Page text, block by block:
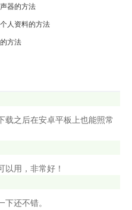
器的方法
人资料的方法
方法
之后在安卓平板上也能照常
用，非常好！
还不错。